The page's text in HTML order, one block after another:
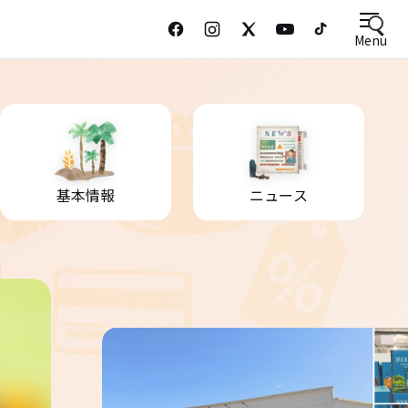
Menu
基本情報 ニュース